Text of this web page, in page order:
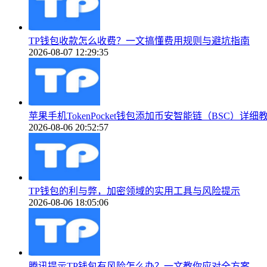
TP钱包收款怎么收费？一文搞懂费用规则与避坑指南
2026-08-07 12:29:35
苹果手机TokenPocket钱包添加币安智能链（BSC）详细
2026-08-06 20:52:57
TP钱包的利与弊，加密领域的实用工具与风险提示
2026-08-06 18:05:06